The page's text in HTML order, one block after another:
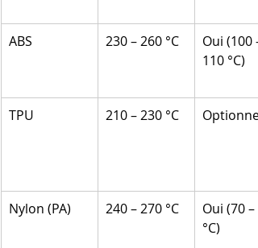
ABS 230 – 260 °C
Oui (100 –
110 °C)
TPU 210 – 230 °C Optionnel
Nylon (PA) 240 – 270 °C
Oui (70 –
°C)